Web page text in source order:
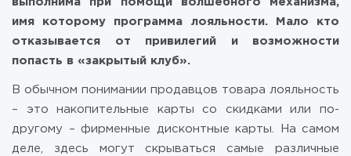
имя которому программа лояльности. Мало кто
отказывается от привилегий и возможности
попасть в «закрытый клуб».
В обычном понимании продавцов товара лояльность
– это накопительные карты со скидками или по-
другому – фирменные дисконтные карты. На самом
деле, здесь могут скрываться самые различные